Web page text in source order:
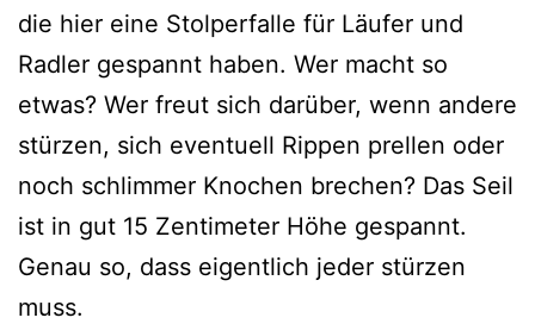
die hier eine Stolperfalle für Läufer und
Radler gespannt haben. Wer macht so
etwas? Wer freut sich darüber, wenn andere
stürzen, sich eventuell Rippen prellen oder
noch schlimmer Knochen brechen? Das Seil
ist in gut 15 Zentimeter Höhe gespannt.
Genau so, dass eigentlich jeder stürzen
muss.